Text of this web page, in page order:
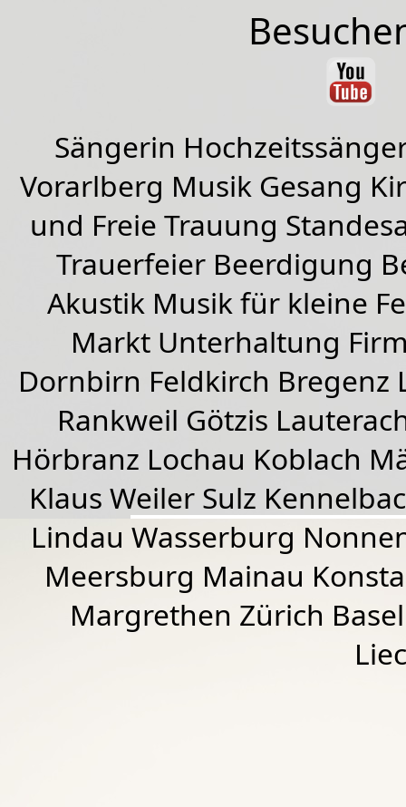
Sängerin
Vorarlberg Musik Gesang
und Freie Trauung
Trauerfeier Beerdigung
Akustik Musik für kleine
Markt Unterhaltung
Dornbirn Feldkirch Bregenz
Rankweil Götzis
Hörbranz Lochau Koblach
Klaus Weiler Sulz
Lindau Wasserburg
Meersburg Mainau
Margrethen Zürich